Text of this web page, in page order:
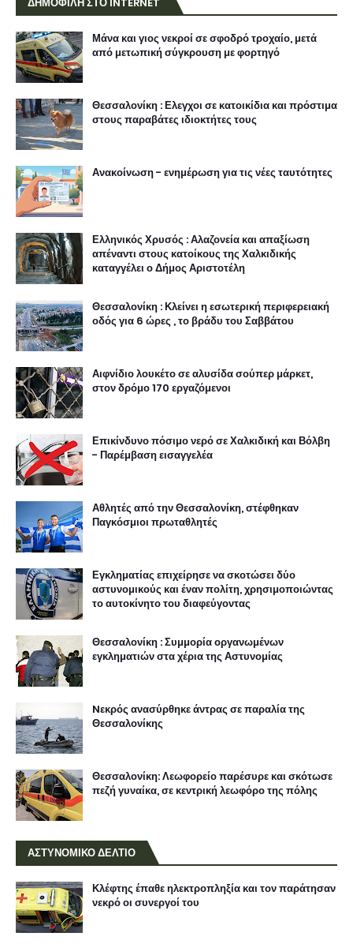
Μάνα και γιος νεκροί σε σφοδρό τροχαίο, μετά
από μετωπική σύγκρουση με φορτηγό
Θεσσαλονίκη : Ελεγχοι σε κατοικίδια και πρόστιμα
στους παραβάτες ιδιοκτήτες τους
Ανακοίνωση - ενημέρωση για τις νέες ταυτότητες
Ελληνικός Χρυσός : Αλαζονεία και απαξίωση
απέναντι στους κατοίκους της Χαλκιδικής
καταγγέλει ο Δήμος Αριστοτέλη
Θεσσαλονίκη : Κλείνει η εσωτερική περιφερειακή
οδός για 6 ώρες , το βράδυ του Σαββάτου
Αιφνίδιο λουκέτο σε αλυσίδα σούπερ μάρκετ,
στον δρόμο 170 εργαζόμενοι
Επικίνδυνο πόσιμο νερό σε Χαλκιδική και Βόλβη
- Παρέμβαση εισαγγελέα
Αθλητές από την Θεσσαλονίκη, στέφθηκαν
Παγκόσμιοι πρωταθλητές
Εγκληματίας επιχείρησε να σκοτώσει δύο
αστυνομικούς και έναν πολίτη, χρησιμοποιώντας
το αυτοκίνητο του διαφεύγοντας
Θεσσαλονίκη : Συμμορία οργανωμένων
εγκληματιών στα χέρια της Αστυνομίας
Nεκρός ανασύρθηκε άντρας σε παραλία της
Θεσσαλονίκης
Θεσσαλονίκη: Λεωφορείο παρέσυρε και σκότωσε
πεζή γυναίκα, σε κεντρική λεωφόρο της πόλης
ΑΣΤΥΝΟΜΙΚΟ ΔΕΛΤΙΟ
Κλέφτης έπαθε ηλεκτροπληξία και τον παράτησαν
νεκρό οι συνεργοί του